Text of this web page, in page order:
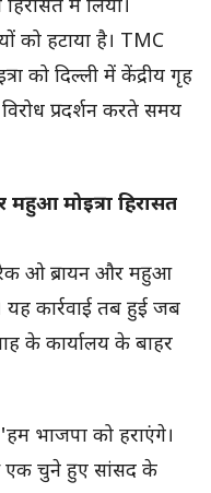
में लिया।
को हटाया है। TMC
को दिल्ली में केंद्रीय गृह
प्रदर्शन करते समय
मोइत्रा हिरासत
रेक ओ ब्रायन और महुआ
यह कार्रवाई तब हुई जब
के कार्यालय के बाहर
भाजपा को हराएंगे।
एक चुने हुए सांसद के